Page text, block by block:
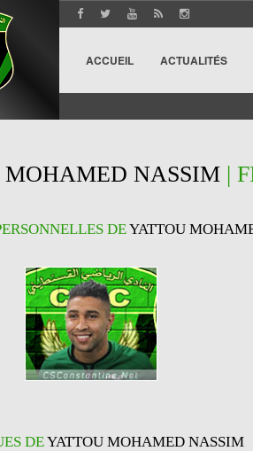
ACCUEIL ACTUALITÉS
MOHAMED NASSIM |
DEYATTOU
DEYATTOU MOHAMED NASSIM